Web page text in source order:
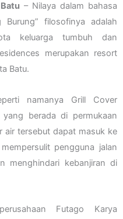
– Nilaya dalam bahasa
Burung” filosofinya adalah
keluarga tumbuh dan
merupakan resort
Batu.
namanya Grill Cover
berada di permukaan
air tersebut dapat masuk ke
pengguna jalan
menghindari kebanjiran di
Futago Karya